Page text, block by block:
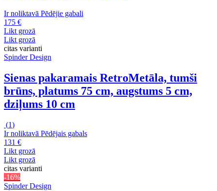
Ir noliktavā Pēdējie gabali
175 €
Likt grozā
Likt grozā
citas varianti
Spinder Design
Sienas pakaramais RetroMetāla, tumši
brūns, platums 75 cm, augstums 5 cm,
dziļums 10 cm
(1)
Ir noliktavā Pēdējais gabals
131 €
Likt grozā
Likt grozā
citas varianti
-16%
Spinder Design